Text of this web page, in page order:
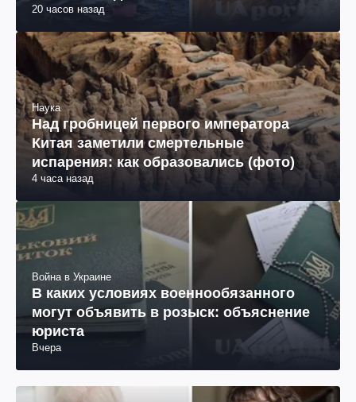
20 часов назад
Наука
Над гробницей первого императора
Китая заметили смертельные
испарения: как образовались (фото)
4 часа назад
Война в Украине
В каких условиях военнообязанного
могут объявить в розыск: объяснение
юриста
Вчера